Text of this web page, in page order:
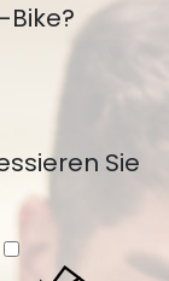
Bike?
Sie